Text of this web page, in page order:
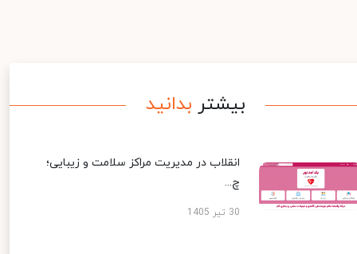
بیشتر بدانید
انقلاب در مدیریت مراکز سلامت و زیبایی؛
چ...
30 تیر 1405